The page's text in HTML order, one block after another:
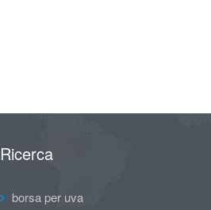
Ricerca
borsa per uva